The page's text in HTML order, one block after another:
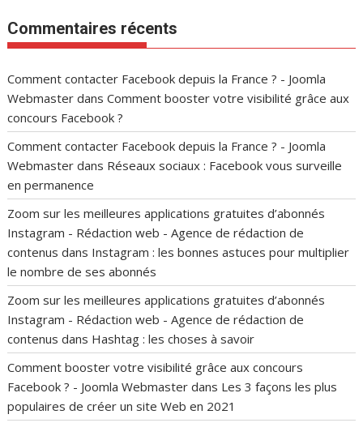
Commentaires récents
Comment contacter Facebook depuis la France ? - Joomla
Webmaster dansComment booster votre visibilité grâce aux
concours Facebook ?
Comment contacter Facebook depuis la France ? - Joomla
Webmaster dans Réseaux sociaux : Facebook vous surveille
en permanence
Zoom sur les meilleures applications gratuites d’abonnés
Instagram - Rédaction web - Agence de rédaction de
contenus dans Instagram : les bonnes astuces pour multiplier
le nombre de ses abonnés
Zoom sur les meilleures applications gratuites d’abonnés
Instagram - Rédaction web - Agence de rédaction de
contenus dans Hashtag : les choses à savoir
Comment booster votre visibilité grâce aux concours
Facebook ? - Joomla Webmaster dans Les 3 façons les plus
populaires de créer un site Web en 2021